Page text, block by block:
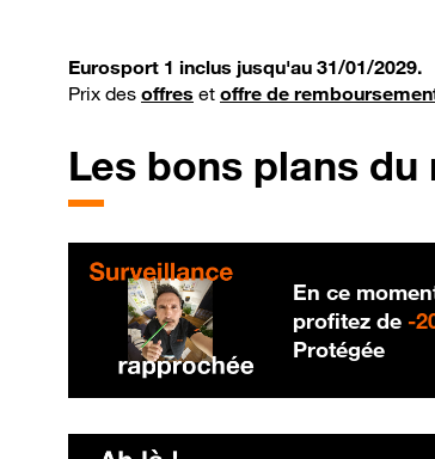
Eurosport 1 inclus jusqu'au 31/01/2029.
Prix des offres et offre de
Les bons plans du
En ce
profitez de -
Protégée